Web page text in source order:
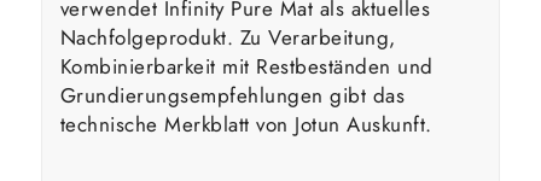
verwendet Infinity Pure Mat als aktuelles
Nachfolgeprodukt. Zu Verarbeitung,
Kombinierbarkeit mit Restbeständen und
Grundierungsempfehlungen gibt das
technische Merkblatt von Jotun Auskunft.